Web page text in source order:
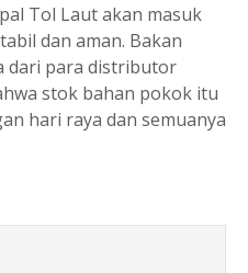
Tol Laut akan masuk
dan aman. Bakan
dari para distributor
stok bahan pokok itu
hari raya dan semuanya